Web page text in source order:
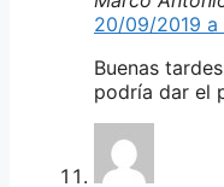
20/09/2019 a
Buenas
podría dar el